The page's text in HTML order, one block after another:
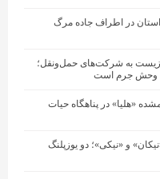
استقرار محیط بانان ۸ استان در اطراف جاده مرگ
به شرکت‌های حمل‌ونقل؛
وحش جرم است
«هلیا» در پناهگاه حیات
و «نیکی»؛ دو یوزپلنگ